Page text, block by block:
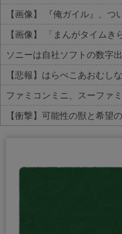
【画像】 「まんがタイム
ソニーは自社ソフトの数字
【悲報】はらぺこあおむし
【衝撃】可能性の獣と希望